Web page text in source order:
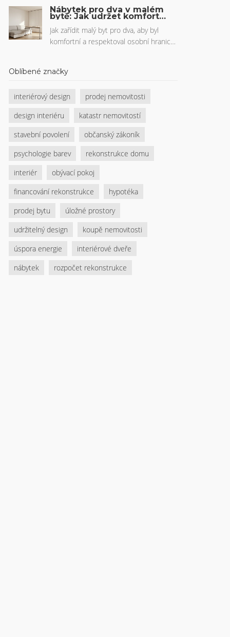
zelená. Více než 70 % českých
klid a pohodu. Zjistěte, jak je správně
použít v českém bytě.
Nábytek pro dva v malém
bytě: Jak udržet komfort a
osobní hranice
Jak zařídit malý byt pro dva, aby byl
komfortní a respektoval osobní hranice?
řešeními.
Oblíbené značky
interiérový design
prodej nemovitosti
design interiéru
katastr nemovitostí
stavební povolení
občanský zákoník
psychologie barev
rekonstrukce domu
interiér
obývací pokoj
financování rekonstrukce
hypotéka
prodej bytu
úložné prostory
udržitelný design
koupě nemovitosti
úspora energie
interiérové dveře
nábytek
rozpočet rekonstrukce